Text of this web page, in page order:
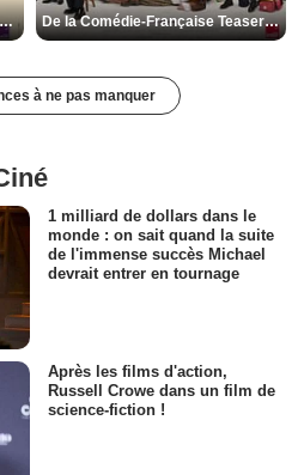
Les Matins merveilleux Bande-annonce VF De la Comédie-Française Teaser VF
à ne pas manquer
1 milliard de dollars dans le
monde : on sait quand la suite
de l'immense succès Michael
devrait entrer en tournage
Après les films d'action,
Russell Crowe dans un film de
science-fiction !